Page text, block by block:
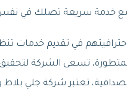
مع خدمة سريعة تصلك في
في تقديم خدمات
تسعى الشركة
تعتبر شركة جلي